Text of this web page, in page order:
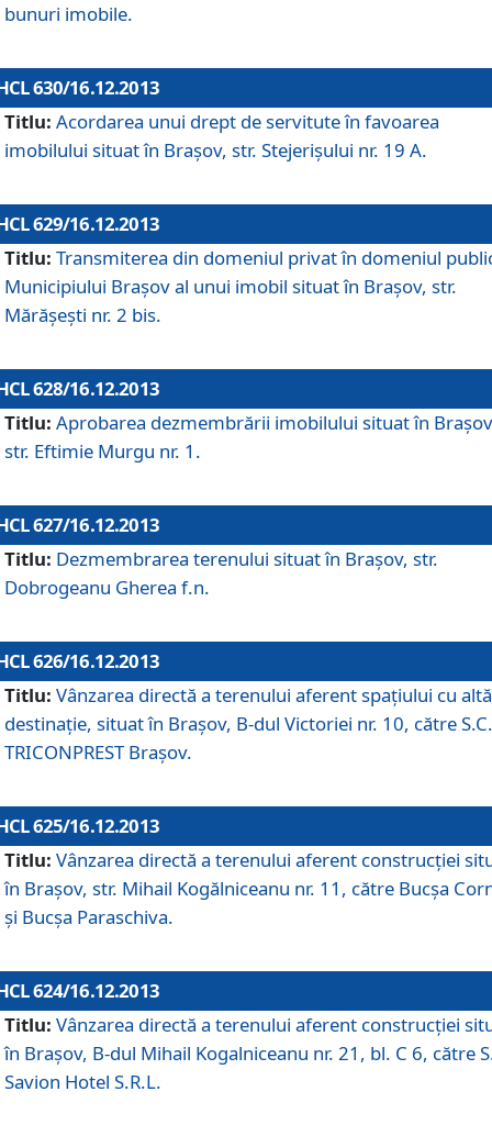
bunuri imobile.
630/16.12.2013
Titlu: Acordarea unui drept de servitute în favoarea
imobilului situat în Braşov, str. Stejerişului nr. 19 A.
629/16.12.2013
Titlu: Transmiterea din domeniul privat în domeniul
Municipiului Braşov al unui imobil situat în Braşov, str.
Mărăşeşti nr. 2 bis.
628/16.12.2013
Titlu: Aprobarea dezmembrării imobilului situat în
str. Eftimie Murgu nr. 1.
627/16.12.2013
Titlu: Dezmembrarea terenului situat în Braşov, str.
Dobrogeanu Gherea f.n.
626/16.12.2013
Titlu: Vânzarea directă a terenului aferent spaţiului cu altă
destinaţie, situat în Braşov, B-dul Victoriei nr. 10, către S.C.
TRICONPREST Braşov.
625/16.12.2013
Titlu: Vânzarea directă a terenului aferent construcţiei
în Braşov, str. Mihail Kogălniceanu nr. 11, către Bucşa
şi Bucşa Paraschiva.
624/16.12.2013
Titlu: Vânzarea directă a terenului aferent construcţiei
în Braşov, B-dul Mihail Kogalniceanu nr. 21, bl. C 6, către
Savion Hotel S.R.L.